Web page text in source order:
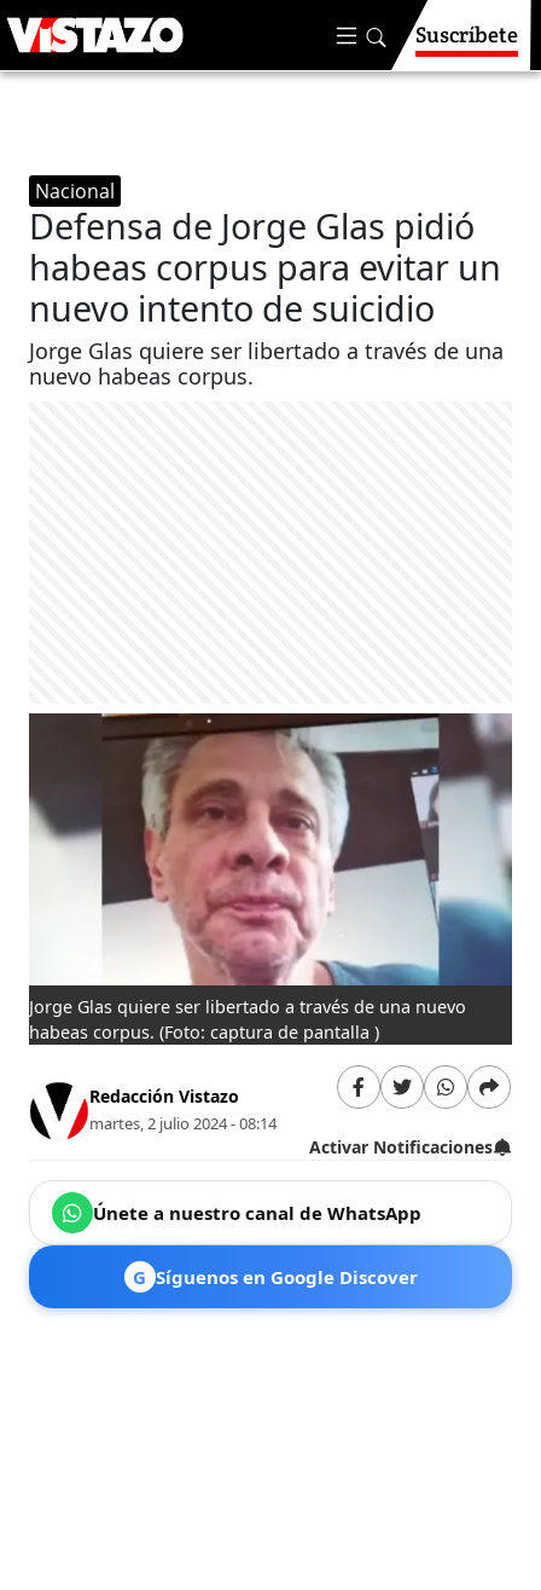
Suscríbete
Nacional
Defensa de Jorge Glas pidió
habeas corpus para evitar un
nuevo intento de suicidio
Jorge Glas quiere ser libertado a través de una
nuevo habeas corpus.
Jorge Glas quiere ser libertado a través de una nuevo
habeas corpus.(Foto: captura de pantalla )
Redacción Vistazo
martes, 2 julio 2024 - 08:14
Activar Notificaciones
Únete a nuestro canal de WhatsApp
G Síguenos en Google Discover